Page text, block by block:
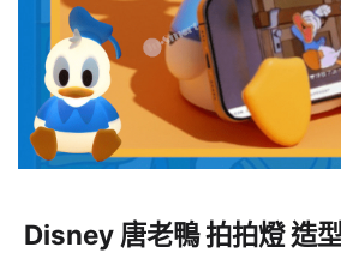
Disney 唐老鴨 拍拍燈 造